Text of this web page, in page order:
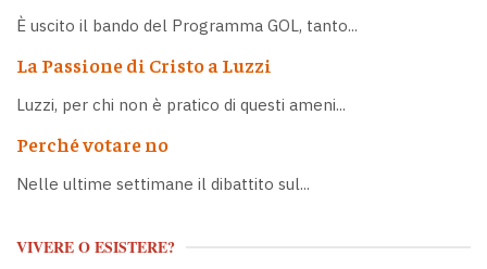
È uscito il bando del Programma GOL, tanto...
La Passione di Cristo a Luzzi
Luzzi, per chi non è pratico di questi ameni...
Perché votare no
Nelle ultime settimane il dibattito sul...
VIVERE O ESISTERE?